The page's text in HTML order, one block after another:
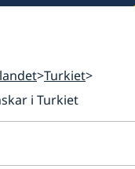
Turkiet
i Turkiet